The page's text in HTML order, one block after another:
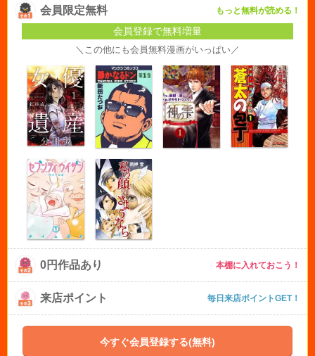
会員限定無料 もっと無料が読める！
会員登録で無料増量
＼この他にも会員無料漫画がいっぱい／
0円作品あり 本棚に入れておこう！
来店ポイント 毎日来店ポイントGET！
今すぐ会員登録する(無料)